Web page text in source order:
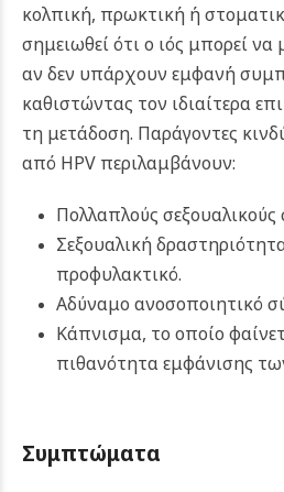
κολπική, πρωκτική ή
σημειωθεί ότι ο ιός μπορεί να
αν δεν υπάρχουν εμφανή
καθιστώντας τον ιδιαίτερα
τη μετάδοση. Παράγοντες
από HPV περιλαμβάνουν:
Πολλαπλούς
Σεξουαλική
προφυλακτικό.
Αδύναμο ανοσοποιητικό
Κάπνισμα, το οποίο
πιθανότητα εμφάνισης
Συμπτώματα